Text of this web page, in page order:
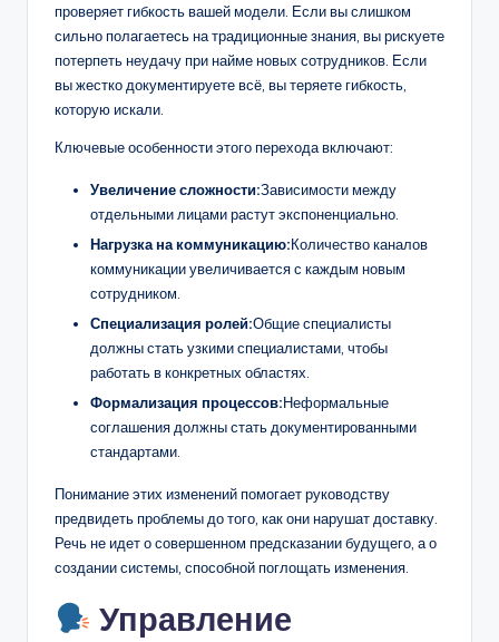
проверяет гибкость вашей модели. Если вы слишком
сильно полагаетесь на традиционные знания, вы рискуете
потерпеть неудачу при найме новых сотрудников. Если
вы жестко документируете всё, вы теряете гибкость,
которую искали.
Ключевые особенности этого перехода включают:
Увеличение сложности:Зависимости между
отдельными лицами растут экспоненциально.
Нагрузка на коммуникацию:Количество каналов
коммуникации увеличивается с каждым новым
сотрудником.
Специализация ролей:Общие специалисты
должны стать узкими специалистами, чтобы
работать в конкретных областях.
Формализация процессов:Неформальные
соглашения должны стать документированными
стандартами.
Понимание этих изменений помогает руководству
предвидеть проблемы до того, как они нарушат доставку.
Речь не идет о совершенном предсказании будущего, а о
создании системы, способной поглощать изменения.
Управление